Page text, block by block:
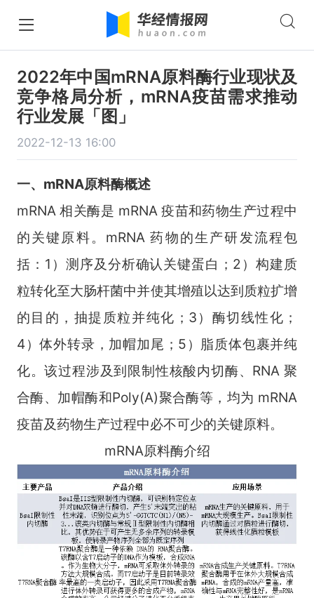
2022年中国mRNA原料酶行业现状及
竞争格局分析，mRNA疫苗需求推动
行业发展「图」
2022-12-13 16:00
一、mRNA原料酶概述
mRNA 相关酶是 mRNA 疫苗和药物生产过程中
的关键原料。mRNA 药物的生产研发流程包
括：1）测序及分析确认关键蛋白；2）构建质
粒转化至大肠杆菌中并使其增殖以达到质粒扩增
的目的，抽提质粒并纯化；3）酶切线性化；
4）体外转录，加帽加尾；5）脂质体包裹并纯
化。该过程涉及到限制性核酸内切酶、RNA 聚
合酶、加帽酶和Poly(A)聚合酶等，均为 mRNA
疫苗及药物生产过程中必不可少的关键原料。
mRNA原料酶介绍